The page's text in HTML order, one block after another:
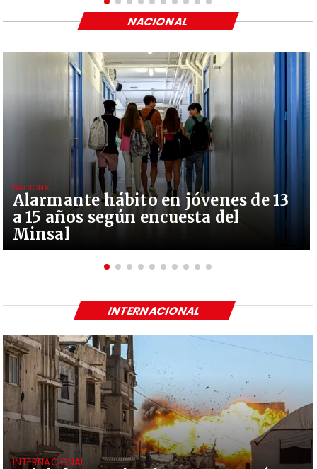
Alarmante hábito en jóvenes de 13
a 15 años según encuesta del
Minsal
NACIONAL
NACIONAL
INTERNACIONAL
INTERNACIONAL